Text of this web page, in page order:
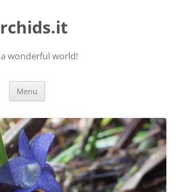
wonderful world!
Menu